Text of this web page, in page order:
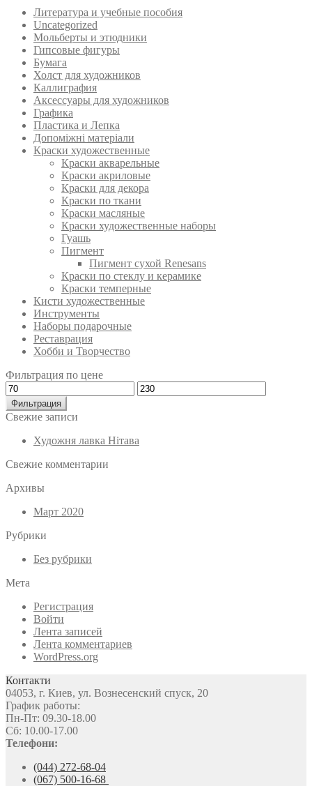
Литература и учебные пособия
Uncategorized
Мольберты и этюдники
Гипсовые фигуры
Бумага
Холст для художников
Каллиграфия
Аксессуары для художников
Графика
Пластика и Лепка
Допоміжні матеріали
Краски художественные
Краски акварельные
Краски акриловые
Краски для декора
Краски по ткани
Краски масляные
Краски художественные наборы
Гуашь
Пигмент
Пигмент сухой Renesans
Краски по стеклу и керамике
Краски темперные
Кисти художественные
Инструменты
Наборы подарочные
Реставрация
Хобби и Творчество
Фильтрация по цене
Минимальная
цена
Максимальная
цена
Фильтрация
Свежие записи
Художня лавка Нітава
Свежие комментарии
Архивы
Март 2020
Рубрики
Без рубрики
Мета
Регистрация
Войти
Лента записей
Лента комментариев
WordPress.org
Контакти
04053, г. Киев, ул. Вознесенский спуск, 20
График работы:
Пн-Пт: 09.30-18.00
Сб: 10.00-17.00
Телефони:
(044) 272-68-04
(067) 500-16-68